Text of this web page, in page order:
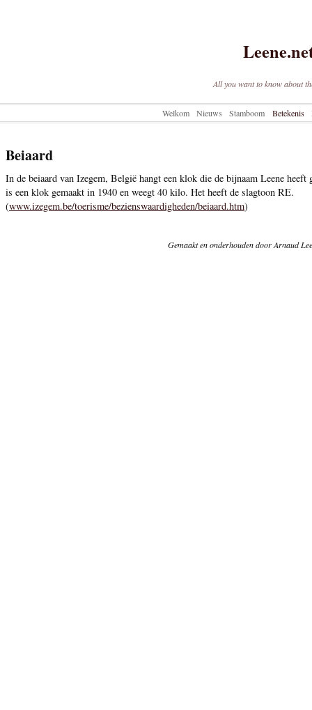
All you want to know about
Welkom Nieuws Stamboom Betekenis
Beiaard
In de beiaard van Izegem, België hangt een klok die de bijnaam Leene heeft
is een klok gemaakt in 1940 en weegt 40 kilo. Het heeft de slagtoon RE.
(www.izegem.be/toerisme/bezienswaardigheden/beiaard.htm)
Gemaakt en onderhouden door Arnaud